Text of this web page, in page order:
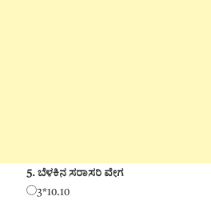
5. ಬೆಳಕಿನ ಸರಾಸರಿ ವೇಗ
3*10.10